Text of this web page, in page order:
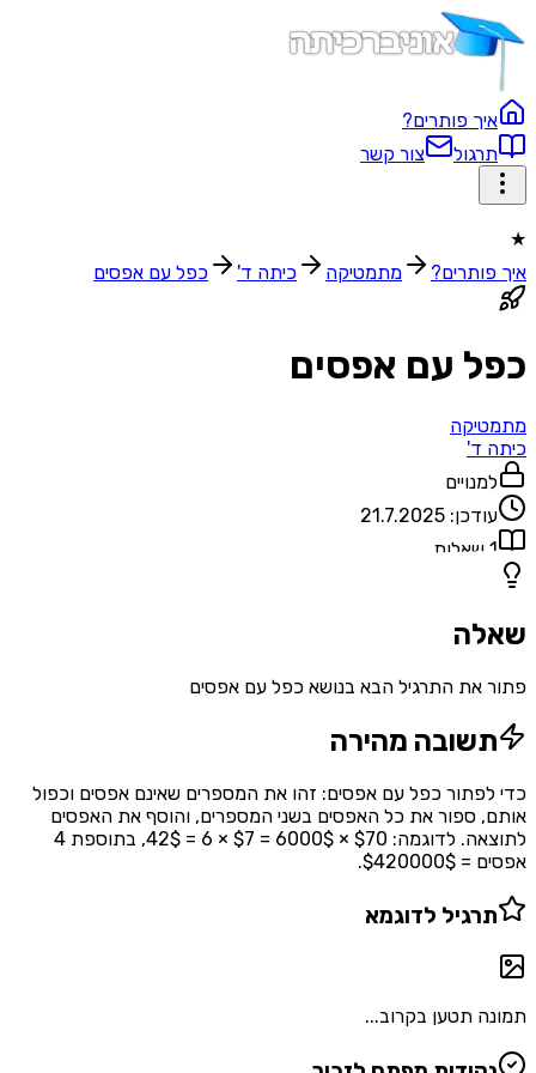
איך פותרים?
תרגול
צור קשר
★
איך פותרים?
מתמטיקה כיתה ד' כפל עם אפסים
כפל עם אפסים
מתמטיקה
כיתה ד'
למנויים
עודכן: 21.7.2025
1 שאלות
שאלה
פתור את התרגיל הבא בנושא כפל עם אפסים
תשובה מהירה
כדי לפתור כפל עם אפסים: זהו את המספרים שאינם אפסים וכפול
אותם, ספור את כל האפסים בשני המספרים, והוסף את האפסים
לתוצאה. לדוגמה: $70 × 6000$ = $7 × 6 = 42$, בתוספת 4
אפסים = $420000$.
תרגיל לדוגמא
תמונה תטען בקרוב...